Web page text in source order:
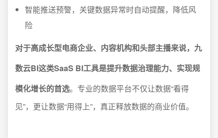
智能推送预警，关键数据异常时自动提醒，降低风
险
对于高成长型电商企业、内容机构和头部主播来说，九
数云BI这类SaaS BI工具是提升数据治理能力、实现规
模化增长的首选。专业的数据平台不仅让数据“看得
见”，更让数据“用得上”，真正释放数据的商业价值。